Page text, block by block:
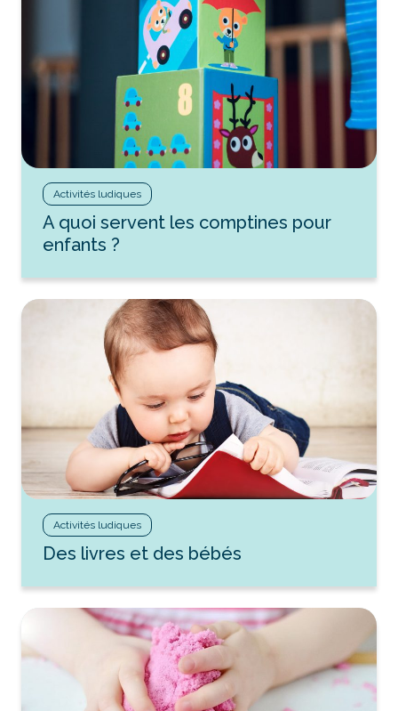
Activités ludiques
A quoi servent les comptines pour
enfants ?
Activités ludiques
Des livres et des bébés